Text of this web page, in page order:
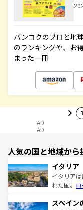
バンコクのプロと地
のランキングや、お
まった一冊
1
AD
AD
人気の国と地域から
イタリア
イタリア
れた国。
ろん、ト
スペイン